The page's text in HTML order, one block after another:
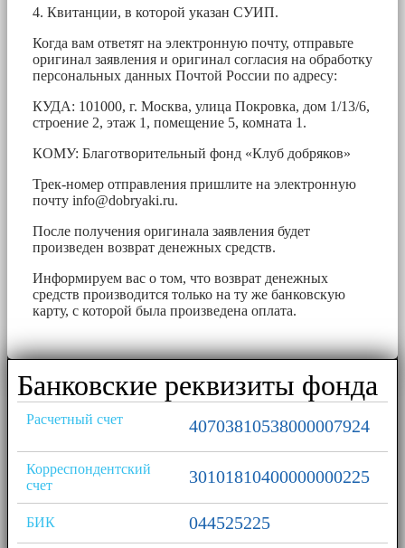
4. Квитанции, в которой указан СУИП.
Когда вам ответят на электронную почту, отправьте
оригинал заявления и оригинал согласия на обработку
персональных данных Почтой России по адресу:
КУДА: 101000, г. Москва, улица Покровка, дом 1/13/6,
строение 2, этаж 1, помещение 5, комната 1.
КОМУ: Благотворительный фонд «Клуб добряков»
Трек-номер отправления пришлите на электронную
почту info@dobryaki.ru.
После получения оригинала заявления будет
произведен возврат денежных средств.
Информируем вас о том, что возврат денежных
средств производится только на ту же банковскую
карту, с которой была произведена оплата.
Банковские реквизиты фонда
Расчетный счет 40703810538000007924
Корреспондентский
счет
30101810400000000225
БИК 044525225